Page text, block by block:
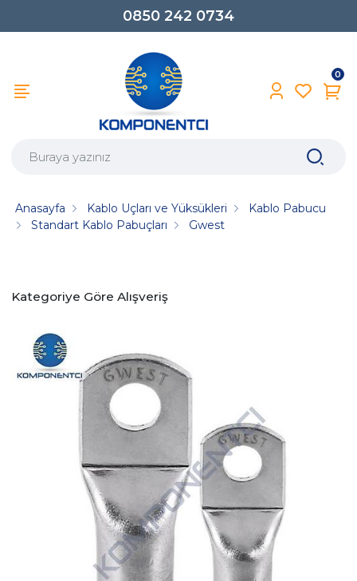
0850 242 0734
0
Anasayfa Kablo Uçları ve Yüksükleri
Kablo Pabucu
Standart Kablo Pabuçları
Gwest
Kategoriye Göre Alışveriş